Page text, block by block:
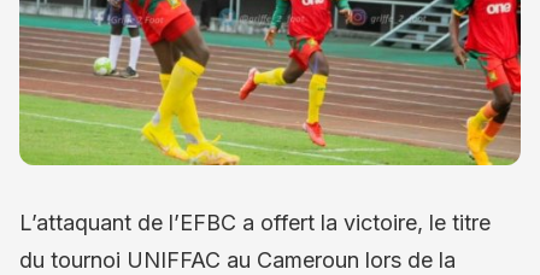
L’attaquant de l’EFBC a offert la victoire, le titre
du tournoi UNIFFAC au Cameroun lors de la